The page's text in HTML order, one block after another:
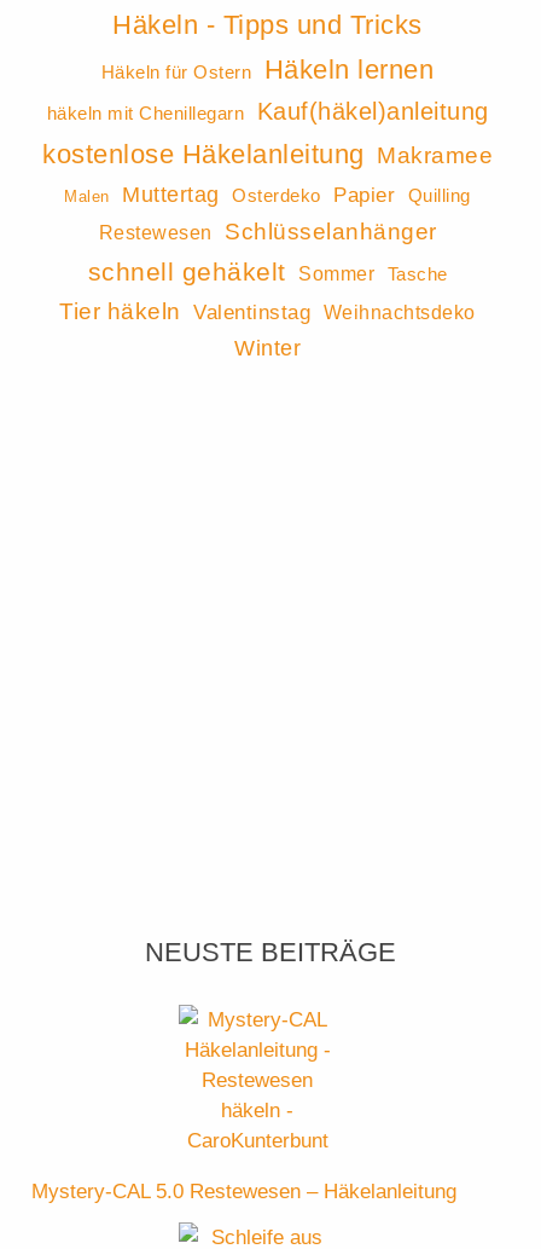
Häkeln - Tipps und Tricks
Häkeln für Ostern Häkeln lernen
häkeln mit Chenillegarn Kauf(häkel)anleitung
kostenlose Häkelanleitung Makramee
Malen Muttertag Osterdeko Papier Quilling
Restewesen Schlüsselanhänger
schnell gehäkelt Sommer Tasche
Tier häkeln Valentinstag Weihnachtsdeko
Winter
NEUSTE BEITRÄGE
Mystery-CAL 5.0 Restewesen – Häkelanleitung